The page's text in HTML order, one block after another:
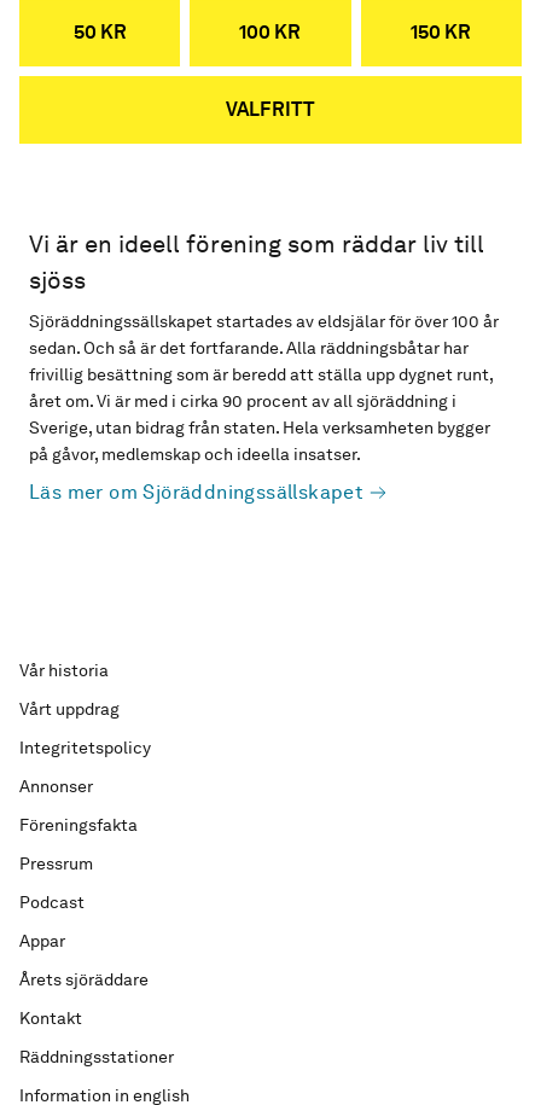
50 KR 100 KR 150 KR
VALFRITT
Vi är en ideell förening som räddar liv till
sjöss
Sjöräddningssällskapet startades av eldsjälar för över 100 år
sedan. Och så är det fortfarande. Alla räddningsbåtar har
frivillig besättning som är beredd att ställa upp dygnet runt,
året om. Vi är med i cirka 90 procent av all sjöräddning i
Sverige, utan bidrag från staten. Hela verksamheten bygger
på gåvor, medlemskap och ideella insatser.
Läs mer om Sjöräddningssällskapet
Vår historia
Vårt uppdrag
Integritetspolicy
Annonser
Föreningsfakta
Pressrum
Podcast
Appar
Årets sjöräddare
Kontakt
Räddningsstationer
Information in english